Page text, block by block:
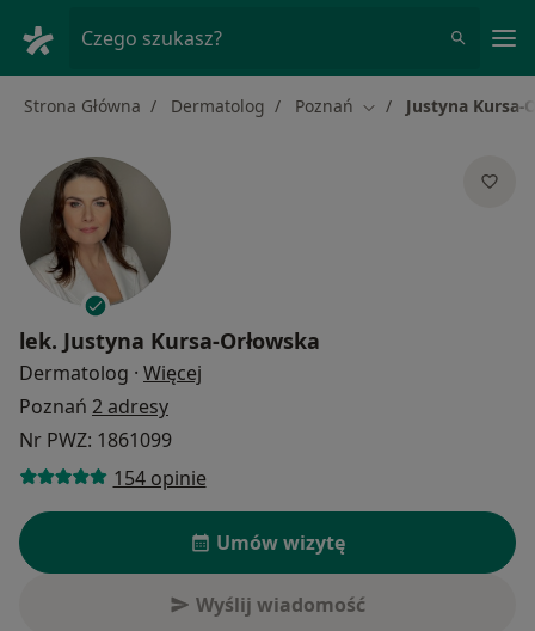
Czego szukasz?
Strona Główna Dermatolog Poznań Zmień miasto
Justyna Kursa-
lek. Justyna Kursa-Orłowska
Dermatolog · Więcej
Poznań 2 adresy
Nr PWZ: 1861099
154 opinie
Umów wizytę
Wyślij wiadomość